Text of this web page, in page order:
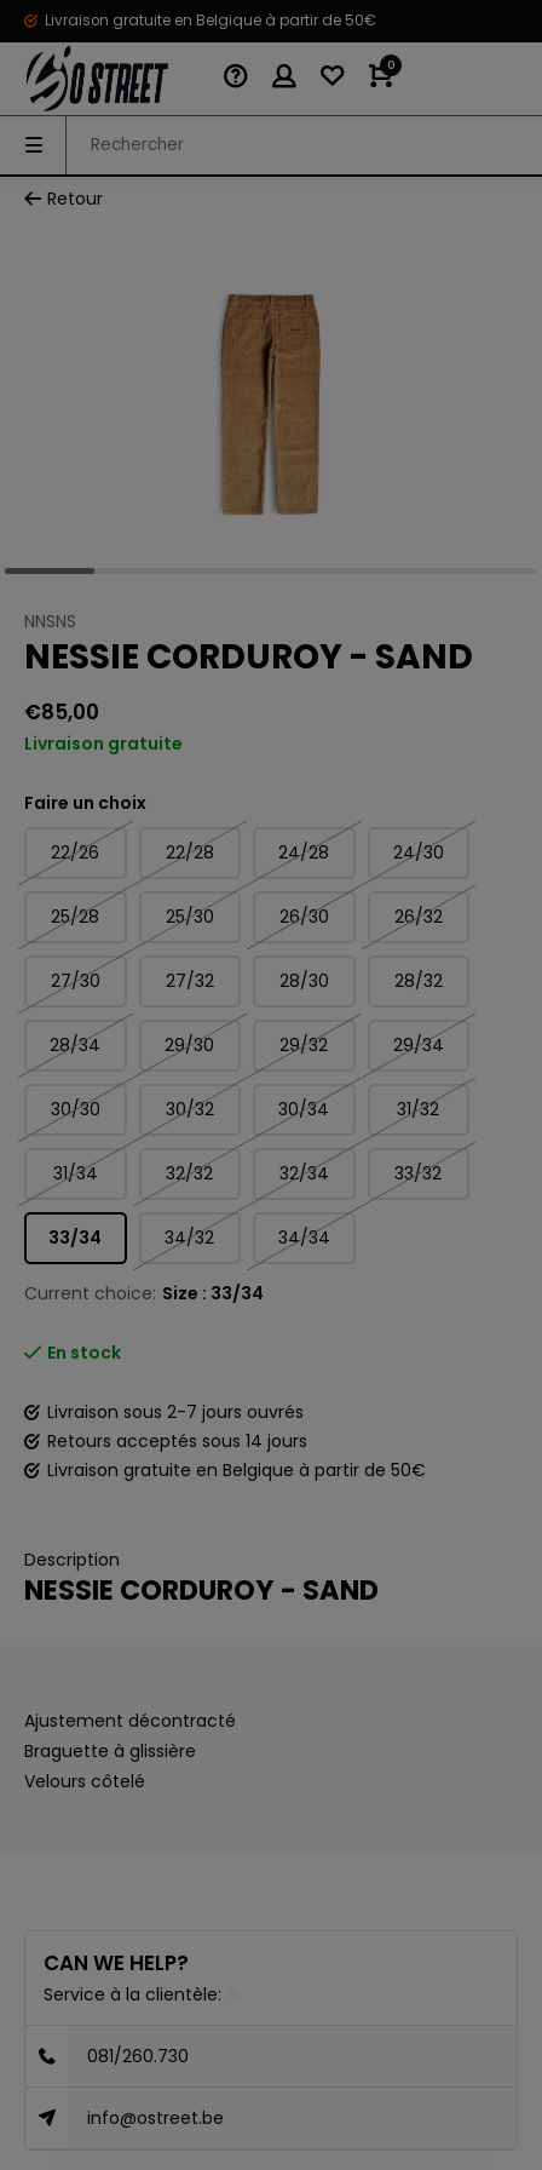
Livraison gratuite en Belgique à partir de 50€
0
Retour
NNSNS
NESSIE CORDUROY - SAND
€85,00
Livraison gratuite
Faire un choix
22/26 22/28 24/28 24/30
25/28 25/30 26/30 26/32
27/30 27/32 28/30 28/32
28/34 29/30 29/32 29/34
30/30 30/32 30/34 31/32
31/34 32/32 32/34 33/32
33/34 34/32 34/34
Current choice: Size : 33/34
En stock
Livraison sous 2-7 jours ouvrés
Retours acceptés sous 14 jours
Livraison gratuite en Belgique à partir de 50€
Description
NESSIE CORDUROY - SAND
Ajustement décontracté
Braguette à glissière
Velours côtelé
CAN WE HELP?
Service à la clientèle:
081/260.730
info@ostreet.be